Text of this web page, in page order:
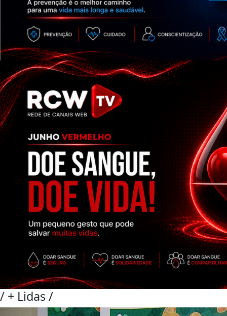
/ + Lidas/